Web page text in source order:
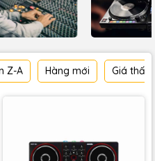
Z-A Hàng mới Giá thấp